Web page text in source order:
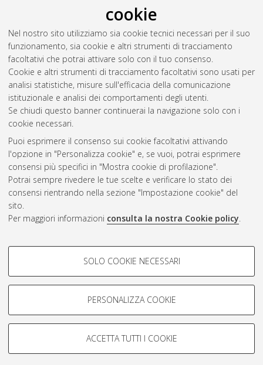
cookie
Nel nostro sito utilizziamo sia cookie tecnici necessari per il suo
funzionamento, sia cookie e altri strumenti di tracciamento
facoltativi che potrai attivare solo con il tuo consenso.
Cookie e altri strumenti di tracciamento facoltativi sono usati per
analisi statistiche, misure sull'efficacia della comunicazione
istituzionale e analisi dei comportamenti degli utenti.
Se chiudi questo banner continuerai la navigazione solo con i
cookie necessari.
Puoi esprimere il consenso sui cookie facoltativi attivando
l'opzione in "Personalizza cookie" e, se vuoi, potrai esprimere
consensi più specifici in "Mostra cookie di profilazione".
Potrai sempre rivedere le tue scelte e verificare lo stato dei
consensi rientrando nella sezione "Impostazione cookie" del
sito.
Per maggiori informazioni consulta la nostra Cookie policy.
COOKIE DI PROFILAZIONE -
Si tratta di cookie utilizzati per analizzare le caratteristiche della
navigazione degli utenti, creare profili in base al loro comportamento
Mostra cookie di profilazione
COOKIE TECNICI - NECESSARI
SOLO COOKIE NECESSARI
PERSONALIZZA COOKIE
ACCETTA TUTTI I COOKIE
Gestione del documento:
Atom
Rss 1.0
Rss 2.0
AMS Laurea
Impostazioni Cookie
Informativa sulla privacy
Condizioni d’uso del sito